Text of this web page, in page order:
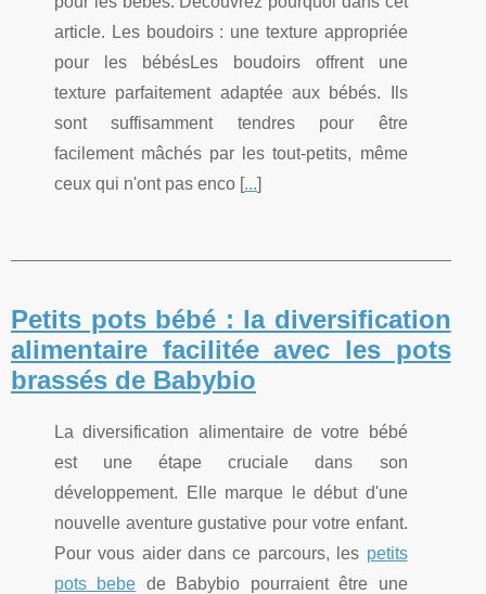
article. Les boudoirs : une texture appropriée
pour les bébésLes boudoirs offrent une
texture parfaitement adaptée aux bébés. Ils
sont suffisamment tendres pour être
facilement mâchés par les tout-petits, même
ceux qui n'ont pas enco [...]
Petits pots bébé : la diversification
alimentaire facilitée avec les pots
brassés de Babybio
La diversification alimentaire de votre bébé
est une étape cruciale dans son
développement. Elle marque le début d'une
nouvelle aventure gustative pour votre enfant.
Pour vous aider dans ce parcours, les petits
pots bebe de Babybio pourraient être une